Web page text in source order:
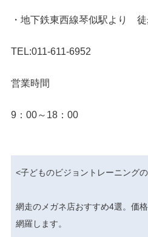
・地下鉄東西線琴似駅より
TEL:011-611-6952
営業時間
9：00～18：00
<子どものビジョントレーニング
網走のメガネ店おすすめ4選。価
網羅します。